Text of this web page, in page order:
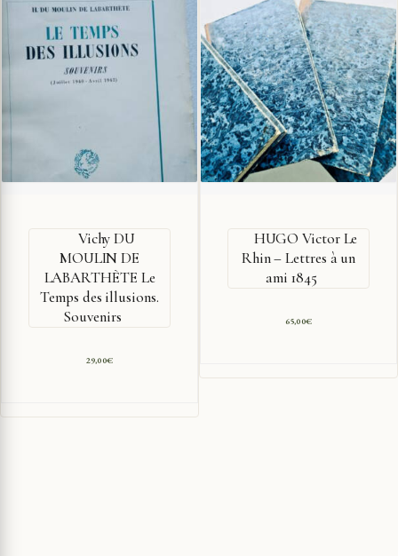
Vichy DU
MOULIN DE
LABARTHÈTE Le
Temps des illusions.
Souvenirs
29,00€
HUGO Victor Le
Rhin – Lettres à un
ami 1845
65,00€